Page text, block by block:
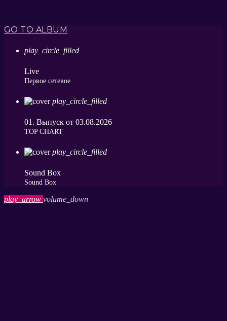
GO TO ALBUM
play_circle_filled
Live
Первое сетевое
play_circle_filled
01. Выпуск от 03.08.2026
ТОP CHART
play_circle_filled
Sound Box
Sound Box
play_arrow volume_down